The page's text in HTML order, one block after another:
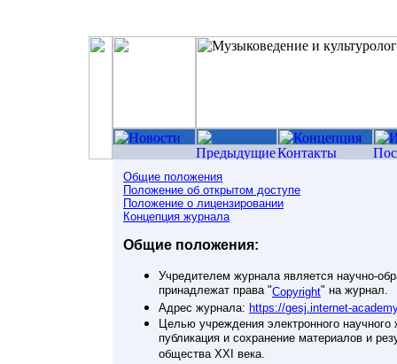
Общие положения
Положение об открытом доступе
Положение о лицензировании
Концепция журнала
Общие положения:
Учредителем журнала является научно-
принадлежат права "Copyright" на журнал.
Адрес журнала: https://gesj.internet-
Целью учреждения электронного
публикация и сохранение материалов и
общества XXI века.